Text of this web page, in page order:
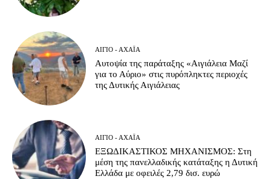
ΑΊΓΙΟ - ΑΧΑΪ́Α
Αυτοψία της παράταξης «Αιγιάλεια Μαζί
για το Αύριο» στις πυρόπληκτες περιοχές
της Δυτικής Αιγιάλειας
ΑΊΓΙΟ - ΑΧΑΪ́Α
ΕΞΩΔΙΚΑΣΤΙΚΟΣ ΜΗΧΑΝΙΣΜΟΣ: Στη
μέση της πανελλαδικής κατάταξης η Δυτική
Ελλάδα με οφειλές 2,79 δισ. ευρώ